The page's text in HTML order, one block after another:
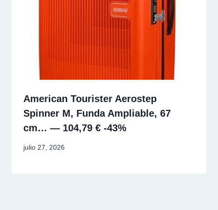
American Tourister Aerostep
Spinner M, Funda Ampliable, 67
cm… — 104,79 € -43%
julio 27, 2026